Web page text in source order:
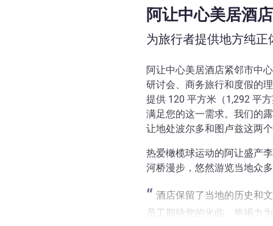
阿让中心美居酒店
为旅行者提供地方纯正
阿让中心美居酒店紧邻市中
研讨会、商务旅行和度假的
提供 120 平方米（1,292 平
满足您的这一需求。我们的
让地处波尔多和图卢兹这两
热爱橄榄球运动的阿让盛产
河桥漫步，悠然游览当地众
酒店保留了当地的历史和
员工期待您的光临，将竭力